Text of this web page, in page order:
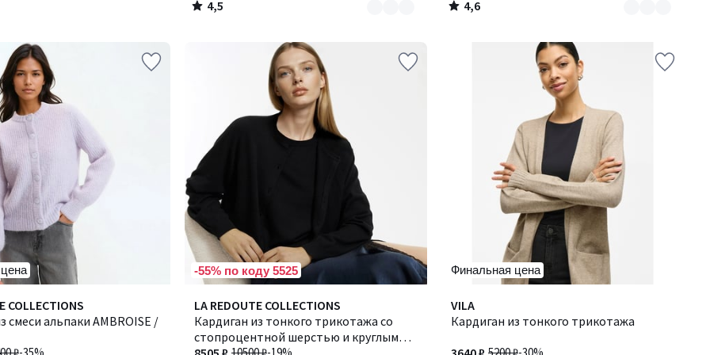
4,5
/
4,6
/
COLLECTIONS
смеси альпаки AMBROISE /
-55% по коду 5525
LA REDOUTE COLLECTIONS
Кардиган из тонкого трикотажа со
стопроцентной шерстью и круглым
4
/
5
Финальная цена
VILA
Кардиган из тонкого трикотажа
4,3
/ 5